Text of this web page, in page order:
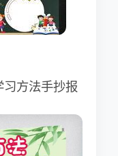
方法手抄报